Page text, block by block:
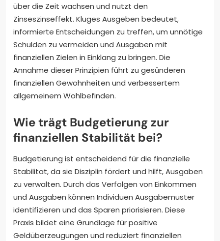
über die Zeit wachsen und nutzt den
Zinseszinseffekt. Kluges Ausgeben bedeutet,
informierte Entscheidungen zu treffen, um unnötige
Schulden zu vermeiden und Ausgaben mit
finanziellen Zielen in Einklang zu bringen. Die
Annahme dieser Prinzipien führt zu gesünderen
finanziellen Gewohnheiten und verbessertem
allgemeinem Wohlbefinden.
Wie trägt Budgetierung zur
finanziellen Stabilität bei?
Budgetierung ist entscheidend für die finanzielle
Stabilität, da sie Disziplin fördert und hilft, Ausgaben
zu verwalten. Durch das Verfolgen von Einkommen
und Ausgaben können Individuen Ausgabemuster
identifizieren und das Sparen priorisieren. Diese
Praxis bildet eine Grundlage für positive
Geldüberzeugungen und reduziert finanziellen